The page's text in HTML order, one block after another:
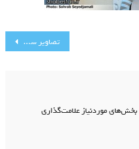
تصاویر سخنرانی استاد انصاریان – دهه دوم صفر
بخش‌های موردنیاز علامت‌گذاری